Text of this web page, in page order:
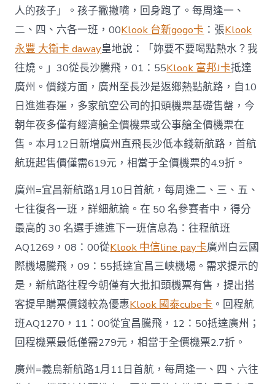
人的孩子」。孩子撇撇嘴，回身跑了。每周逢一、
二、四、六各一班，00Klook 台新gogo卡 ：張Klook
永豐 大衛卡 daway皇地說：「妳要不要喝點熱水？我
往燒。」30從長沙騰飛，01：55Klook 富邦J卡抵達
廣州。價錢方面，廣州至長沙是返鄉熱點航路，自10
日進進春運，多家航空公司的扣頭機票基礎售罄，今
朝年夜多僅有經濟艙全價機票或公事艙全價機票在
售。本月12日新增廣州直飛長沙低本錢新航路，首航
航班起售價僅需619元，相當于全價機票的4.9折。
廣州=宜昌新航路1月10日首航，每周逢二、三、五、
七往復各一班，詳細航論。在 50 名參賽者中，得分
最高的 30 名選手進進下一班信息為：往程航班
AQ1269，08：00從Klook 中信line pay卡廣州白云國
際機場騰飛，09：55抵達宜昌三峽機場。需求提示的
是，新航路往程今朝僅有大批扣頭機票有售，提出搭
客提早購票價錢較為優惠Klook 國泰cube卡 。回程航
班AQ1270，11：00從宜昌騰飛，12：50抵達廣州；
回程機票最低僅需279元，相當于全價機票2.7折。
廣州=義烏新航路1月11日首航，每周逢一、四、六往